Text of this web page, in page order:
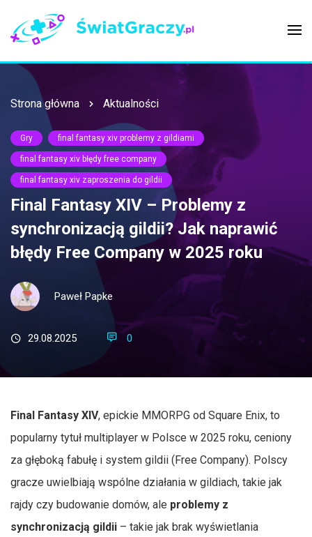
Strona główna Aktualności
Gry final fantasy xiv problemy z gildiami
final fantasy xiv błędy free company
final fantasy xiv zaproszenia do gildii
Final Fantasy XIV – Problemy z
synchronizacją gildii? Jak naprawić
błędy Free Company w 2025 roku
Paweł Papke
29.08.2025 0
Final Fantasy XIV, epickie MMORPG od Square Enix, to
popularny tytuł multiplayer w Polsce w 2025 roku, ceniony
za głęboką fabułę i system gildii (Free Company). Polscy
gracze uwielbiają wspólne działania w gildiach, takie jak
rajdy czy budowanie domów, ale problemy z
synchronizacją gildii – takie jak brak wyświetlania